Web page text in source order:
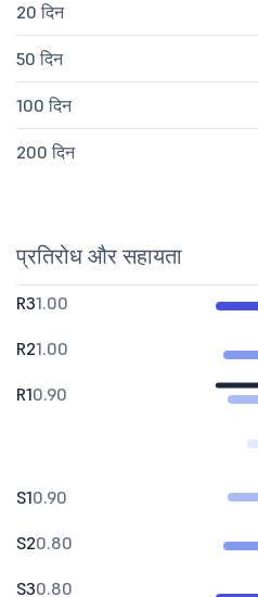
20 दिन
50 दिन
100 दिन
200 दिन
प्रतिरोध और सहायता
R31.00
R21.00
R10.90
S10.90
S20.80
S30.80